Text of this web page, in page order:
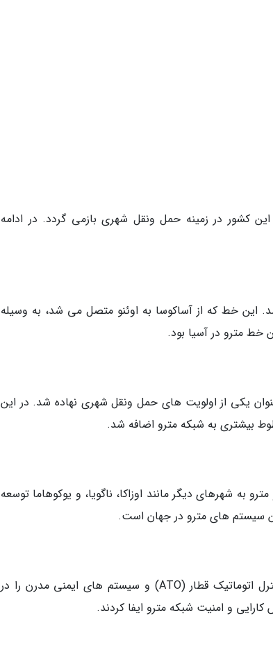
کشور در زمینه حمل ونقل شهری بازمی گردد. در ادامه
1927 در شهر توکیو افتتاح شد. این خط که از آساکوسا به اوئنو متصل می شد، به وسیله
یکی از اولویت های حمل ونقل شهری نهاده شد. در این
بیشتری به شبکه مترو اضافه شد.
شد و مترو به شهرهای دیگر مانند اوزاکا، ناگویا، و یوکوهاما توسعه
سیستم های مترو در جهان است.
ژاپن به سرعت فناوری های پیشرفته ای مانند سیستم های کنترل اتوماتیک قطار (ATO) و سیستم های ایمنی مدرن را در
و امنیت شبکه مترو ایفا کردند.